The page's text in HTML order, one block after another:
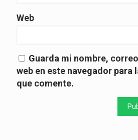
Web
Guarda mi nombre,
web en este navegador para
que comente.